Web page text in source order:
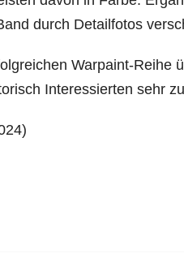
durch Detailfotos
Warpaint-Reihe
Interessierten sehr